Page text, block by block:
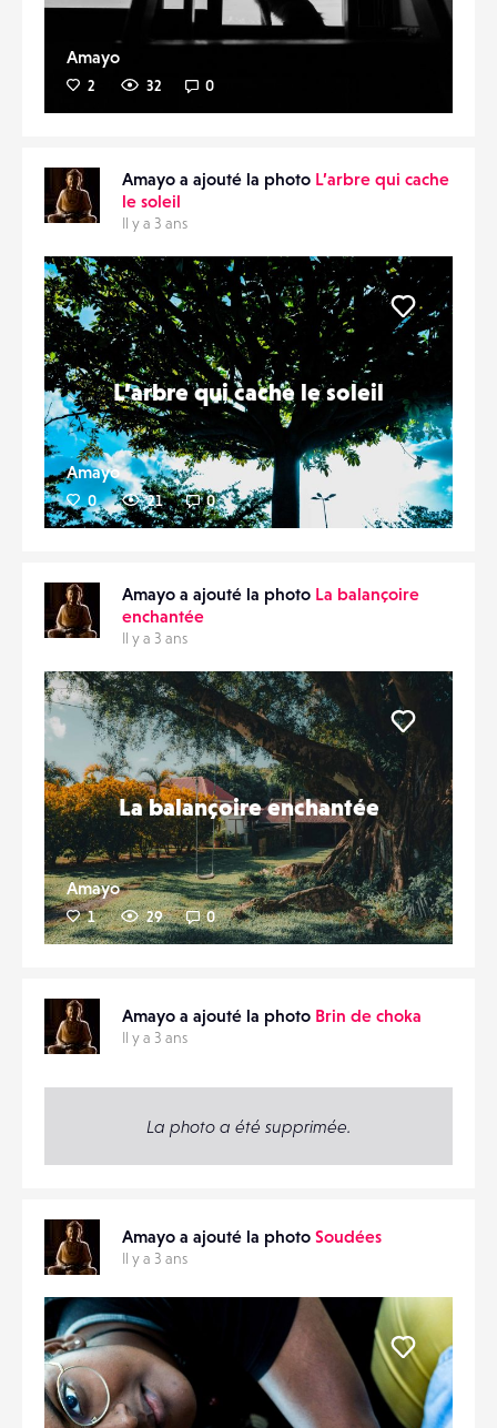
Amayo
2 32 0
Amayo a ajouté la photo L’arbre qui cache
le soleil
Il y a 3 ans
L’arbre qui cache le soleil
Amayo
0 21 0
Liker
Amayo a ajouté la photo La balançoire
enchantée
Il y a 3 ans
La balançoire enchantée
Amayo
1 29 0
Amayo a ajouté la photo Brin de choka
Il y a 3 ans
La photo a été supprimée.
Amayo a ajouté la photo Soudées
Il y a 3 ans
Liker